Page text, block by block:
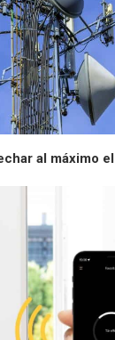
al máximo el